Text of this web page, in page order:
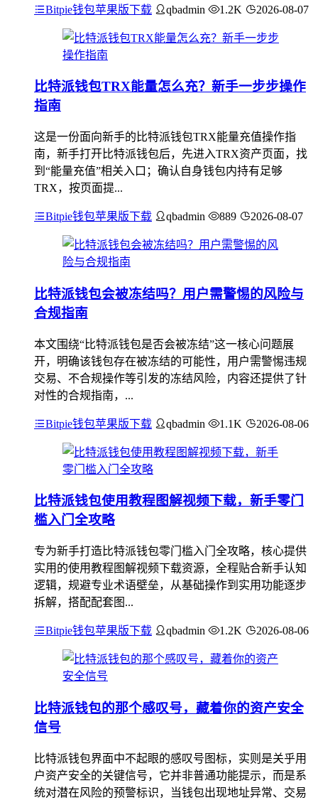
Bitpie钱包苹果版下载 qbadmin 1.2K 2026-08-07
比特派钱包TRX能量怎么充？新手一步步操作
指南
这是一份面向新手的比特派钱包TRX能量充值操作指
南，新手打开比特派钱包后，先进入TRX资产页面，找
到“能量充值”相关入口；确认自身钱包内持有足够
TRX，按页面提...
Bitpie钱包苹果版下载 qbadmin 889 2026-08-07
比特派钱包会被冻结吗？用户需警惕的风险与
合规指南
本文围绕“比特派钱包是否会被冻结”这一核心问题展
开，明确该钱包存在被冻结的可能性，用户需警惕违规
交易、不合规操作等引发的冻结风险，内容还提供了针
对性的合规指南，...
Bitpie钱包苹果版下载 qbadmin 1.1K 2026-08-06
比特派钱包使用教程图解视频下载，新手零门
槛入门全攻略
专为新手打造比特派钱包零门槛入门全攻略，核心提供
实用的使用教程图解视频下载资源，全程贴合新手认知
逻辑，规避专业术语壁垒，从基础操作到实用功能逐步
拆解，搭配配套图...
Bitpie钱包苹果版下载 qbadmin 1.2K 2026-08-06
比特派钱包的那个感叹号，藏着你的资产安全
信号
比特派钱包界面中不起眼的感叹号图标，实则是关乎用
户资产安全的关键信号，它并非普通功能提示，而是系
统对潜在风险的预警标识，当钱包出现地址异常、交易